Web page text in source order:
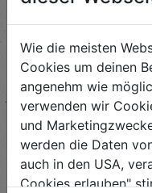
einer für eine
Einstellung, "Weniger
setzt. Als Biohof
Wie die meisten
Cookies um deinen
angenehm wie
verwenden wir
und
werden die Daten
auch in den USA,
Cookies erlauben"